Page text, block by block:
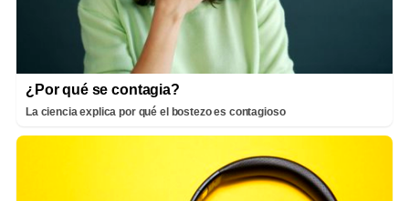
¿Por qué se contagia?
La ciencia explica por qué el bostezo es contagioso